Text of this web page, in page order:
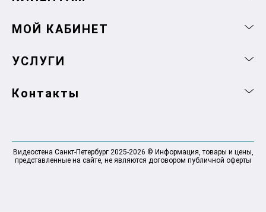
МОЙ КАБИНЕТ
УСЛУГИ
Контакты
Видеостена Санкт-Петербург 2025-2026 © Информация, товары и цены,
представленные на сайте, не являются договором публичной оферты